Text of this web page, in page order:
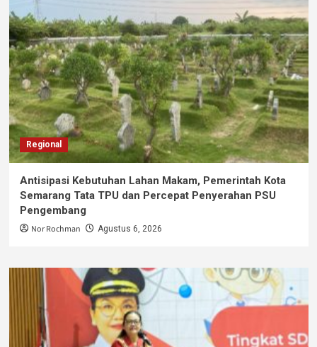
Regional
Antisipasi Kebutuhan Lahan Makam, Pemerintah Kota
Semarang Tata TPU dan Percepat Penyerahan PSU
Pengembang
Nor Rochman Agustus 6, 2026